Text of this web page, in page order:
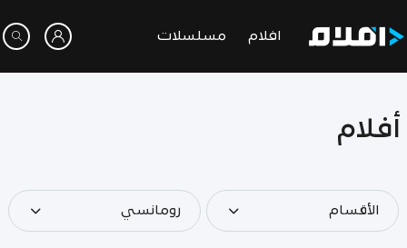
افلام مسلسلات
أفلام
الأقسام رومانسي